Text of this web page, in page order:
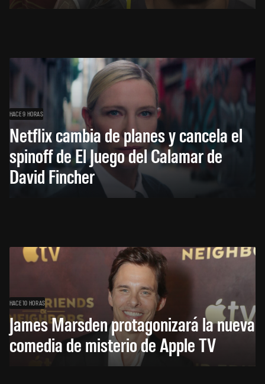
HACE 9 HORAS
Netflix cambia de planes y cancela el
spinoff de El Juego del Calamar de
David Fincher
HACE 10 HORAS
James Marsden protagonizará la nueva
comedia de misterio de Apple TV